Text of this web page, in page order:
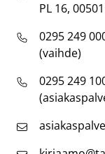
PL 16,
0295 249
(vaihde)
0295 249